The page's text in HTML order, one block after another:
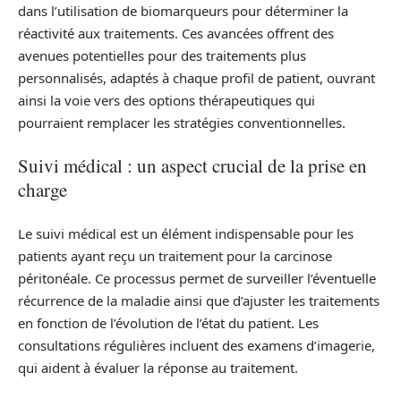
dans l’utilisation de biomarqueurs pour déterminer la
réactivité aux traitements. Ces avancées offrent des
avenues potentielles pour des traitements plus
personnalisés, adaptés à chaque profil de patient, ouvrant
ainsi la voie vers des options thérapeutiques qui
pourraient remplacer les stratégies conventionnelles.
Suivi médical : un aspect crucial de la prise en
charge
Le suivi médical est un élément indispensable pour les
patients ayant reçu un traitement pour la carcinose
péritonéale. Ce processus permet de surveiller l’éventuelle
récurrence de la maladie ainsi que d’ajuster les traitements
en fonction de l’évolution de l’état du patient. Les
consultations régulières incluent des examens d’imagerie,
qui aident à évaluer la réponse au traitement.